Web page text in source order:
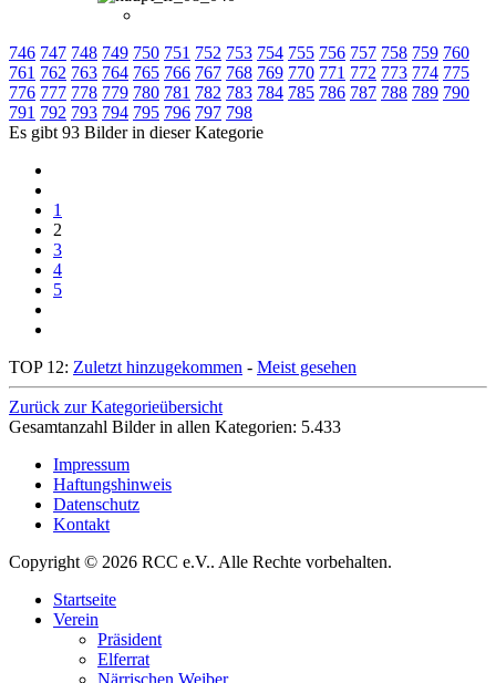
746 747 748 749 750 751 752 753 754 755 756 757 758 759 760
761 762 763 764 765 766 767 768 769 770 771 772 773 774 775
776 777 778 779 780 781 782 783 784 785 786 787 788 789 790
791 792 793 794 795 796 797 798
Es gibt 93 Bilder in dieser Kategorie
1
2
3
4
5
TOP 12: Zuletzt hinzugekommen - Meist gesehen
Zurück zur Kategorieübersicht
Gesamtanzahl Bilder in allen Kategorien: 5.433
Impressum
Haftungshinweis
Datenschutz
Kontakt
Copyright © 2026 RCC e.V.. Alle Rechte vorbehalten.
Startseite
Verein
Präsident
Elferrat
Närrischen Weiber